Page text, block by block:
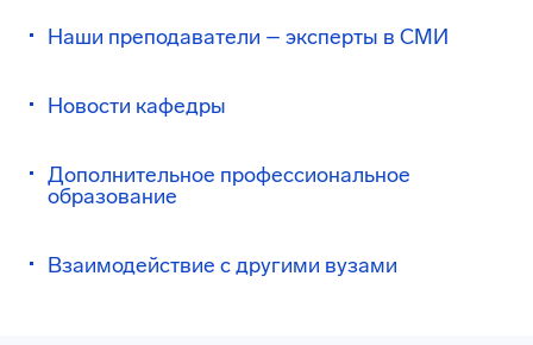
Наши преподаватели – эксперты в СМИ
Новости кафедры
Дополнительное профессиональное
образование
Взаимодействие с другими вузами